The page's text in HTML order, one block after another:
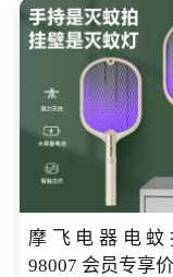
摩飞电器电蚊
98007 会员专享